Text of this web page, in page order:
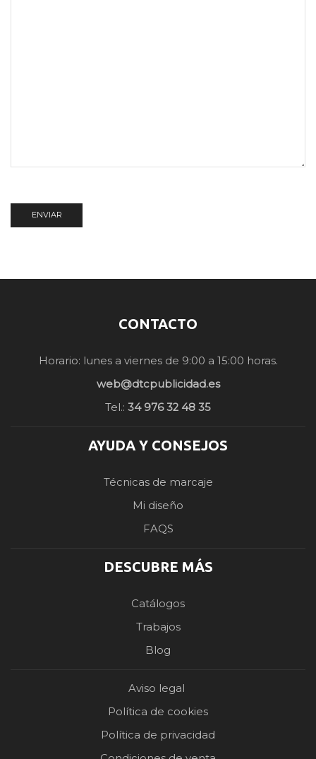
CONTACTO
Horario: lunes a viernes de 9:00 a 15:00 horas.
web@dtcpublicidad.es
Tel.: 34 976 32 48 35
AYUDA Y CONSEJOS
Técnicas de marcaje
Mi diseño
FAQS
DESCUBRE MÁS
Catálogos
Trabajos
Blog
Aviso legal
Política de cookies
Política de privacidad